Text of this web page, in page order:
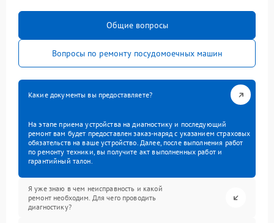
Общие вопросы
Вопросы по ремонту посудомоечных машин
Какие документы вы предоставляете?
На этапе приема устройства на диагностику и последующий
ремонт вам будет предоставлен заказ-наряд с указанием страховых
обязательств на ваше устройство. Далее, после выполнения работ
по ремонту техники, вы получите акт выполненных работ и
гарантийный талон.
Я уже знаю в чем неисправность и какой
ремонт необходим. Для чего проводить
диагностику?